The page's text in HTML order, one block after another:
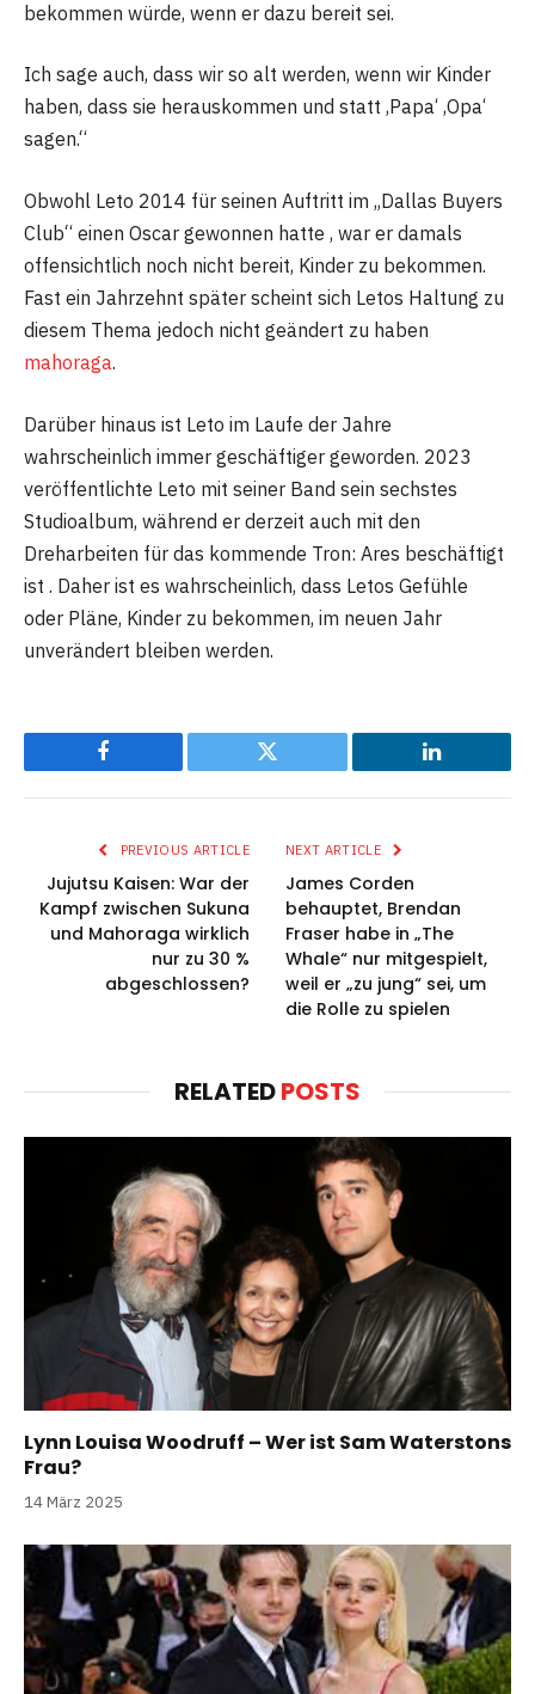
bekommen würde, wenn er dazu bereit sei.
Ich sage auch, dass wir so alt werden, wenn wir Kinder
haben, dass sie herauskommen und statt ‚Papa‘ ‚Opa‘
sagen.“
Obwohl Leto 2014 für seinen Auftritt im „Dallas Buyers
Club“ einen Oscar gewonnen hatte , war er damals
offensichtlich noch nicht bereit, Kinder zu bekommen.
Fast ein Jahrzehnt später scheint sich Letos Haltung zu
diesem Thema jedoch nicht geändert zu haben
mahoraga.
Darüber hinaus ist Leto im Laufe der Jahre
wahrscheinlich immer geschäftiger geworden. 2023
veröffentlichte Leto mit seiner Band sein sechstes
Studioalbum, während er derzeit auch mit den
Dreharbeiten für das kommende Tron: Ares beschäftigt
ist . Daher ist es wahrscheinlich, dass Letos Gefühle
oder Pläne, Kinder zu bekommen, im neuen Jahr
unverändert bleiben werden.
Facebook Twitter LinkedIn
PREVIOUS ARTICLE
Jujutsu Kaisen: War der
Kampf zwischen Sukuna
und Mahoraga wirklich
nur zu 30 %
abgeschlossen?
NEXT ARTICLE
James Corden
behauptet, Brendan
Fraser habe in „The
Whale“ nur mitgespielt,
weil er „zu jung“ sei, um
die Rolle zu spielen
RELATEDPOSTS
Lynn Louisa Woodruff – Wer ist Sam Waterstons
Frau?
14 März 2025